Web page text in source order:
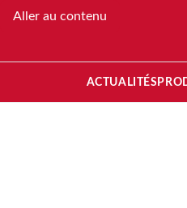
Aller au contenu
ACTUALITÉS